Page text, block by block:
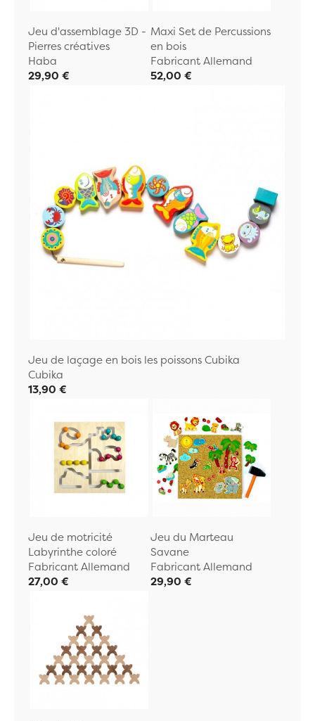
Jeu d'assemblage 3D -
Pierres créatives
Haba
29,90 €
Maxi Set de Percussions
en bois
Fabricant Allemand
52,00 €
Jeu de laçage en bois les poissons Cubika
Cubika
13,90 €
Jeu de motricité
Labyrinthe coloré
Fabricant Allemand
27,00 €
Jeu du Marteau
Savane
Fabricant Allemand
29,90 €